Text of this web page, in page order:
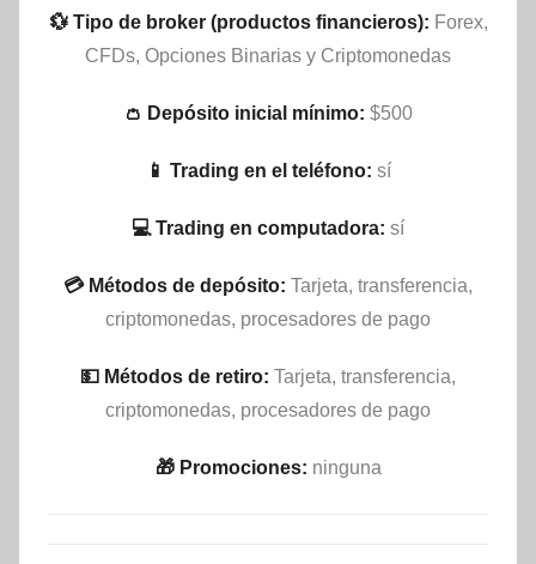
💱 Tipo de broker (productos financieros): Forex,
CFDs, Opciones Binarias y Criptomonedas
👛 Depósito inicial mínimo: $500
📱 Trading en el teléfono: sí
💻 Trading en computadora: sí
💳 Métodos de depósito: Tarjeta, transferencia,
criptomonedas, procesadores de pago
💵​ Métodos de retiro: Tarjeta, transferencia,
criptomonedas, procesadores de pago
🎁 Promociones: ninguna